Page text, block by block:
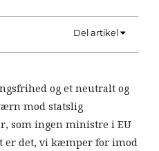
Del artikel
og et neutralt og
mod statslig
som ingen ministre i EU
er det, vi kæmper for imod